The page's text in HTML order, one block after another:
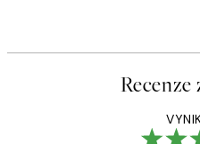
Recenze